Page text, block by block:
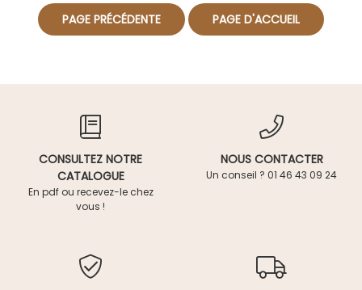
CONSULTEZ NOTRE
CATALOGUE
En pdf ou recevez-le chez
vous !
NOUS CONTACTER
Un conseil ? 01 46 43 09 24